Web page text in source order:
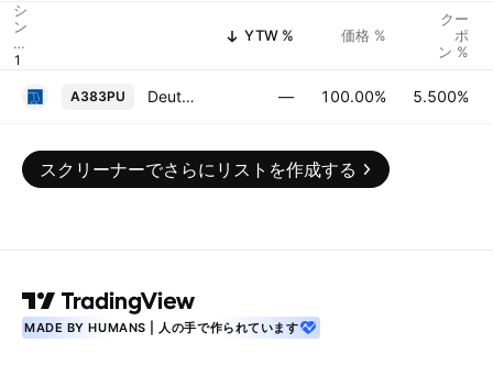
シ
ン
ボ
ル
YTW % 価格 %
クー
ポ
ン %
A383PU Deutsche Beteiligungs AG 5.5% 05-JAN-2030 — 100.00% 5.500%
スクリーナーでさらにリストを作成する
MADE BY HUMANS | 人の手で作られています